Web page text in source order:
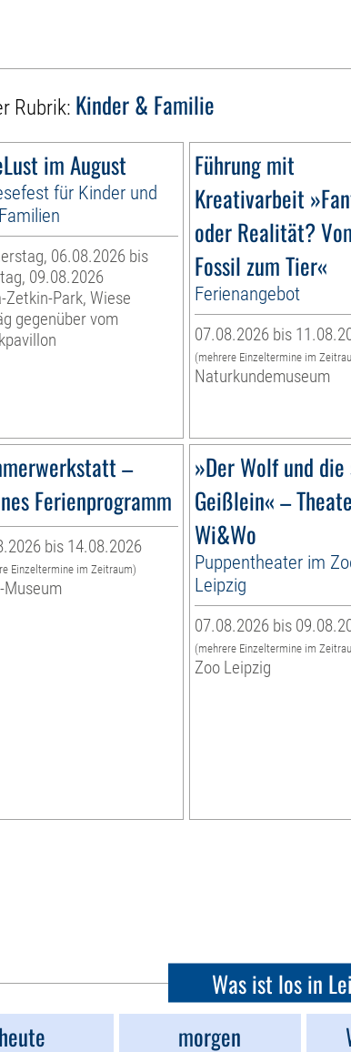
Rubrik: Kinder & Familie
im August
für Kinder und
06.08.2026 bis
09.08.2026
Zetkin-Park, Wiese
gegenüber vom
Führung mit
Kreativarbeit
oder Realität?
Fossil zum Tier«
Ferienangebot
07.08.2026 bis
(mehrere Einzeltermine im
Naturkundemuseum
–
Ferienprogramm
bis 14.08.2026
Einzeltermine im Zeitraum)
Museum
»Der Wolf und die
Geißlein« –
Wi&Wo
Puppentheater im
Leipzig
07.08.2026 bis
(mehrere Einzeltermine im
Zoo Leipzig
Was ist los in
heute morgen